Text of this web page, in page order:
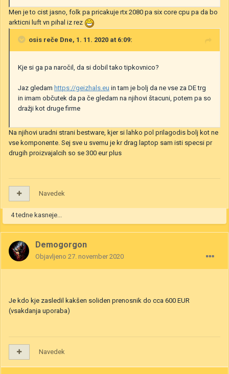
Men je to cist jasno, folk pa pricakuje rtx 2080 pa six core cpu pa da bo
arkticni luft vn pihal iz rez
osis reče Dne, 1. 11. 2020 at 6:09:
Kje si ga pa naročil, da si dobil tako tipkovnico?
Jaz gledam https://geizhals.eu in tam je bolj da ne vse za DE trg
in imam občutek da pa če gledam na njihovi štacuni, potem pa so
dražji kot druge firme
Na njihovi uradni strani bestware, kjer si lahko pol prilagodis bolj kot ne
vse komponente. Sej sve u svemu je kr drag laptop sam isti specsi pr
drugih proizvajalcih so se 300 eur plus
Navedek
4 tedne kasneje...
Demogorgon
Objavljeno 27. november 2020
Je kdo kje zasledil kakšen soliden prenosnik do cca 600 EUR
(vsakdanja uporaba)
Navedek